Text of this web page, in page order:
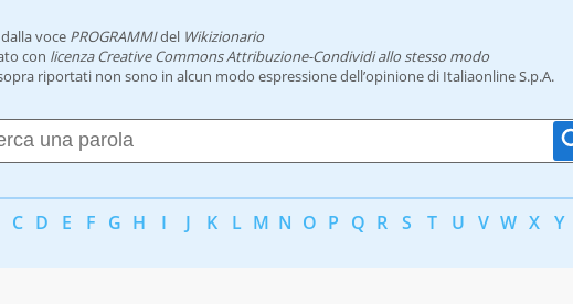
voce PROGRAMMIdel Wikizionario
con licenza Creative Commons Attribuzione-Condividi allo stesso modo
riportati non sono in alcun modo espressione dell’opinione di Italiaonline S.p.A.
C D E F G H I J K L M N O P Q R S T U V W X Y